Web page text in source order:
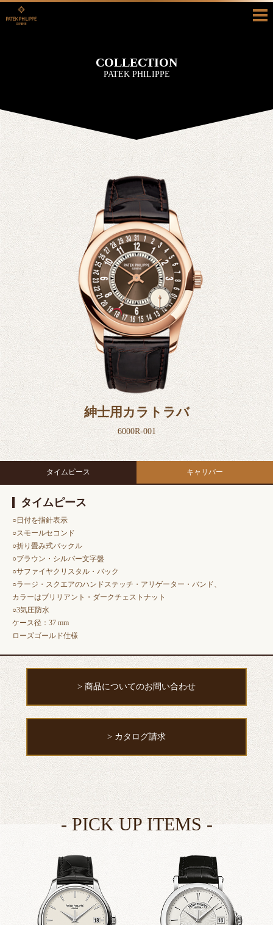
真面目ブログ 採用情報
CONTACT
お問い合わせ カタログ請求
COLLECTION
PATEK PHILIPPE
紳士用カラトラバ
6000R-001
タイムピース キャリバー
タイムピース
○日付を指針表示
○スモールセコンド
○折り畳み式バックル
○ブラウン・シルバー文字盤
○サファイヤクリスタル・バック
○ラージ・スクエアのハンドステッチ・アリゲーター・バンド、
カラーはブリリアント・ダークチェストナット
○3気圧防水
ケース径：37 mm
ローズゴールド仕様
> 商品についてのお問い合わせ
> カタログ請求